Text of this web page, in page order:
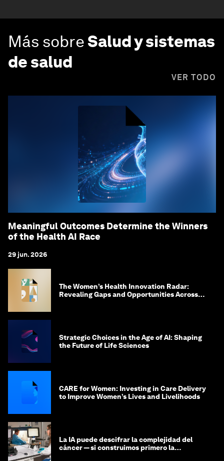
Más sobreSalud y sistemas
de salud
VER TODO
Meaningful Outcomes Determine the Winners
of the Health AI Race
29 jun. 2026
The Women’s Health Innovation Radar:
Revealing Gaps and Opportunities Across
Strategic Choices in the Age of AI: Shaping
the Future of Life Sciences
CARE for Women: Investing in Care Delivery
to Improve Women’s Lives and Livelihoods
La IA puede descifrar la complejidad del
cáncer — si construimos primero la